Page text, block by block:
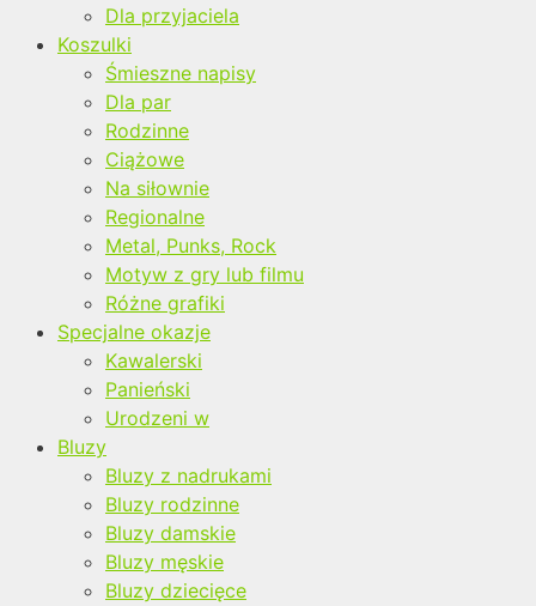
Dla przyjaciela
Koszulki
Śmieszne napisy
Dla par
Rodzinne
Ciążowe
Na siłownie
Regionalne
Metal, Punks, Rock
Motyw z gry lub filmu
Różne grafiki
Specjalne okazje
Kawalerski
Panieński
Urodzeni w
Bluzy
Bluzy z nadrukami
Bluzy rodzinne
Bluzy damskie
Bluzy męskie
Bluzy dziecięce